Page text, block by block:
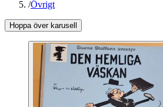
/Övrigt
Hoppa över karusell